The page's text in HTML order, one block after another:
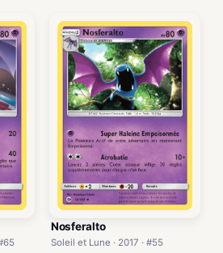
Nosferalto
Soleil et Lune · 2017 · #55